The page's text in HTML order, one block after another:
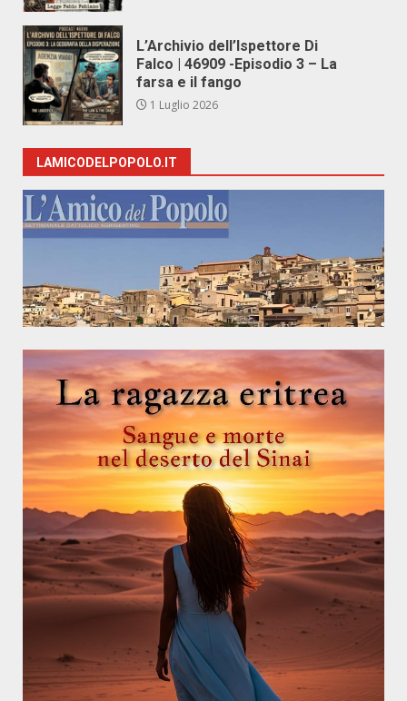
L’Archivio dell’Ispettore Di
Falco | 46909 -Episodio 3 – La
farsa e il fango
1 Luglio 2026
LAMICODELPOPOLO.IT